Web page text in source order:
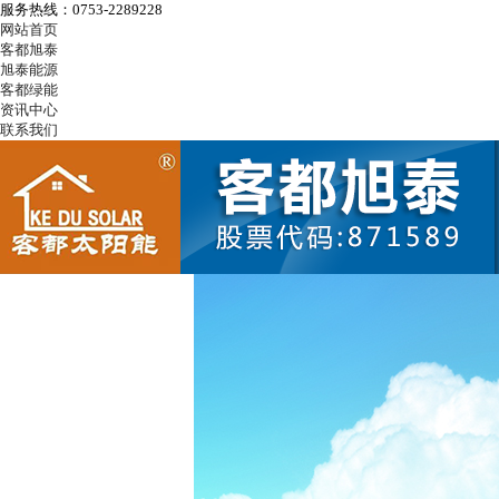
服务热线：0753-2289228
网站首页
客都旭泰
旭泰能源
客都绿能
资讯中心
联系我们